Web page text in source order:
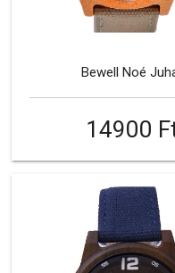
Bewell Noé
14900